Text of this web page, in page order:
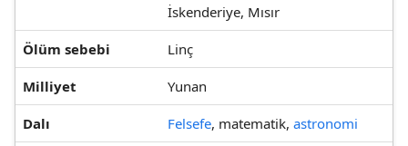
İskenderiye, Mısır
Ölüm sebebi Linç
Milliyet Yunan
Dalı Felsefe, matematik,astronomi